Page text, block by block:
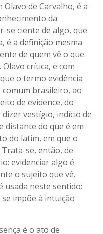
Olavo de Carvalho, é a
da
se ciente de algo, que
é a definição mesma
de quem vê o que
crítica, e com
o termo evidência
brasileiro, ao
de evidence, do
vestígio, indício de
distante do que é em
do latim, em que o
se, então, de
evidenciar algo é
o sujeito que vê.
usada neste sentido:
impõe à intuição
é o ato de